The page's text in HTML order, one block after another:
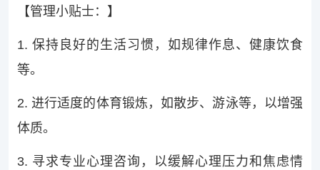
【管理小贴士：】
1. 保持良好的生活习惯，如规律作息、健康饮食
等。
2. 进行适度的体育锻炼，如散步、游泳等，以增强
体质。
3. 寻求专业心理咨询，以缓解心理压力和焦虑情